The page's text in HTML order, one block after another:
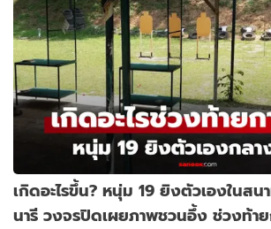
เกิดอะไรขึ้น? หนุ่ม 19 ยิงตัวเองในส
นารี วงจรปิดเผยภาพชวนอึ้ง ช่วงท้า